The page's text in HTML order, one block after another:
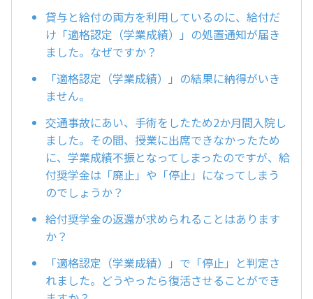
貸与と給付の両方を利用しているのに、給付だ
け「適格認定（学業成績）」の処置通知が届き
ました。なぜですか？
「適格認定（学業成績）」の結果に納得がいき
ません。
交通事故にあい、手術をしたため2か月間入院し
ました。その間、授業に出席できなかったため
に、学業成績不振となってしまったのですが、給
付奨学金は「廃止」や「停止」になってしまう
のでしょうか？
給付奨学金の返還が求められることはあります
か？
「適格認定（学業成績）」で「停止」と判定さ
れました。どうやったら復活させることができ